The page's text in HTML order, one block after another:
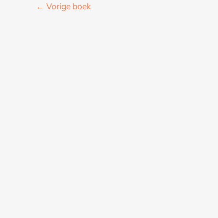
← Vorige boek